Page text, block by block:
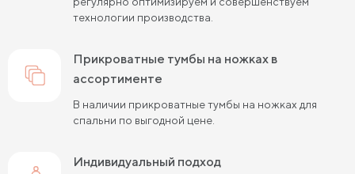
технологии производства.
прикроватные тумбы на ножках в
ассортименте
В наличии прикроватные тумбы на ножках для
спальни по выгодной цене.
Индивидуальный подход